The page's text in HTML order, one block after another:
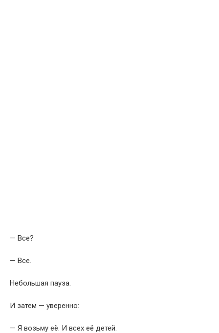
— Все?
— Все.
Небольшая пауза.
И затем — уверенно:
— Я возьму её. И всех её детей.